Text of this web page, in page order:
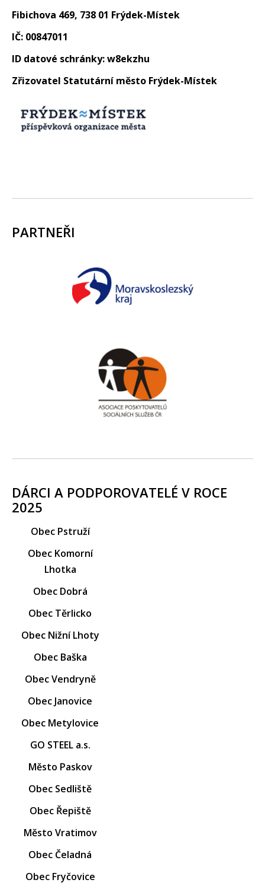
Fibichova 469, 738 01 Frýdek-Místek
IČ: 00847011
ID datové schránky: w8ekzhu
Zřizovatel Statutární město Frýdek-Místek
PARTNEŘI
DÁRCI A PODPOROVATELÉ V ROCE
2025
Obec Pstruží
Obec Komorní
Lhotka
Obec Dobrá
Obec Těrlicko
Obec Nižní Lhoty
Obec Baška
Obec Vendryně
Obec Janovice
Obec Metylovice
GO STEEL a.s.
Město Paskov
Obec Sedliště
Obec Řepiště
Město Vratimov
Obec Čeladná
Obec Fryčovice